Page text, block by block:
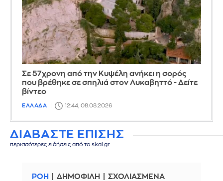
Σε 57χρονη από την Κυψέλη ανήκει η σορός
που βρέθηκε σε σπηλιά στον Λυκαβηττό - Δείτε
βίντεο
ΕΛΛΑΔΑ 12:44, 08.08.2026
ΔΙΑΒΑΣΤΕ ΕΠΙΣΗΣ
περισσότερες ειδήσεις από το skai.gr
ΡΟΗ ΔΗΜΟΦΙΛΗ ΣΧΟΛΙΑΣΜΕΝΑ